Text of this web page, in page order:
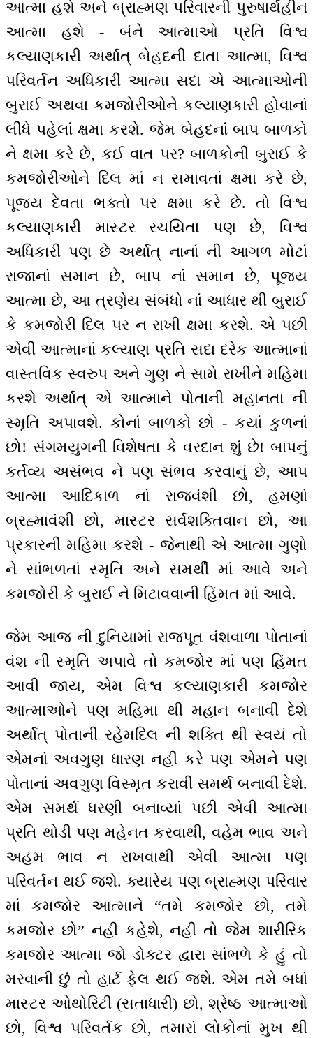
આત્મા હશે અને બ્રાહ્મણ પરિવારની પુરુષાર્થહીન
આત્મા હશે - બંને આત્માઓ પ્રતિ વિશ્વ
કલ્યાણકારી અર્થાત્ બેહદની દાતા આત્મા, વિશ્વ
પરિવર્તન અધિકારી આત્મા સદા એ આત્માઓની
બુરાઈ અથવા કમજોરીઓને કલ્યાણકારી હોવાનાં
લીધે પહેલાં ક્ષમા કરશે. જેમ બેહદનાં બાપ બાળકો
ને ક્ષમા કરે છે, કઈ વાત પર? બાળકોની બુરાઈ કે
કમજોરીઓને દિલ માં ન સમાવતાં ક્ષમા કરે છે,
પૂજ્ય દેવતા ભક્તો પર ક્ષમા કરે છે. તો વિશ્વ
કલ્યાણકારી માસ્ટર રચયિતા પણ છે, વિશ્વ
અધિકારી પણ છે અર્થાત્ નાનાં ની આગળ મોટાં
રાજાનાં સમાન છે, બાપ નાં સમાન છે, પૂજ્ય
આત્મા છે, આ ત્રણેય સંબંધો નાં આધાર થી બુરાઈ
કે કમજોરી દિલ પર ન રાખી ક્ષમા કરશે. એ પછી
એવી આત્માનાં કલ્યાણ પ્રતિ સદા દરેક આત્માનાં
વાસ્તવિક સ્વરુપ અને ગુણ ને સામે રાખીને મહિમા
કરશે અર્થાત્ એ આત્માને પોતાની મહાનતા ની
સ્મૃતિ અપાવશે. કોનાં બાળકો છો - કયાં કુળનાં
છો! સંગમયુગની વિશેષતા કે વરદાન શું છે! બાપનું
કર્તવ્ય અસંભવ ને પણ સંભવ કરવાનું છે, આપ
આત્મા આદિકાળ નાં રાજવંશી છો, હમણાં
બ્રહ્માવંશી છો, માસ્ટર સર્વશક્તિવાન છો, આ
પ્રકારની મહિમા કરશે - જેનાથી એ આત્મા ગુણો
ને સાંભળતાં સ્મૃતિ અને સમર્થી માં આવે અને
કમજોરી કે બુરાઈ ને મિટાવવાની હિંમત માં આવે.
જેમ આજ ની દુનિયામાં રાજપૂત વંશવાળા પોતાનાં
વંશ ની સ્મૃતિ અપાવે તો કમજોર માં પણ હિંમત
આવી જાય, એમ વિશ્વ કલ્યાણકારી કમજોર
આત્માઓને પણ મહિમા થી મહાન બનાવી દેશે
અર્થાત્ પોતાની રહેમદિલ ની શક્તિ થી સ્વયં તો
એમનાં અવગુણ ધારણ નહીં કરે પણ એમને પણ
પોતાનાં અવગુણ વિસ્મૃત કરાવી સમર્થ બનાવી દેશે.
એમ સમર્થ ધરણી બનાવ્યાં પછી એવી આત્મા
પ્રતિ થોડી પણ મહેનત કરવાથી, વહેમ ભાવ અને
અહમ ભાવ ન રાખવાથી એવી આત્મા પણ
પરિવર્તન થઈ જશે. ક્યારેય પણ બ્રાહ્મણ પરિવાર
માં કમજોર આત્માને “તમે કમજોર છો, તમે
કમજોર છો” નહીં કહેશે, નહીં તો જેમ શારીરિક
કમજોર આત્મા જો ડોક્ટર દ્વારા સાંભળે કે હું તો
મરવાની છું તો હાર્ટ ફેલ થઈ જશે. એમ તમે બધાં
માસ્ટર ઓથોરિટી (સતાધારી) છો, શ્રેષ્ઠ આત્માઓ
છો, વિશ્વ પરિવર્તક છો, તમારાં લોકોનાં મુખ થી